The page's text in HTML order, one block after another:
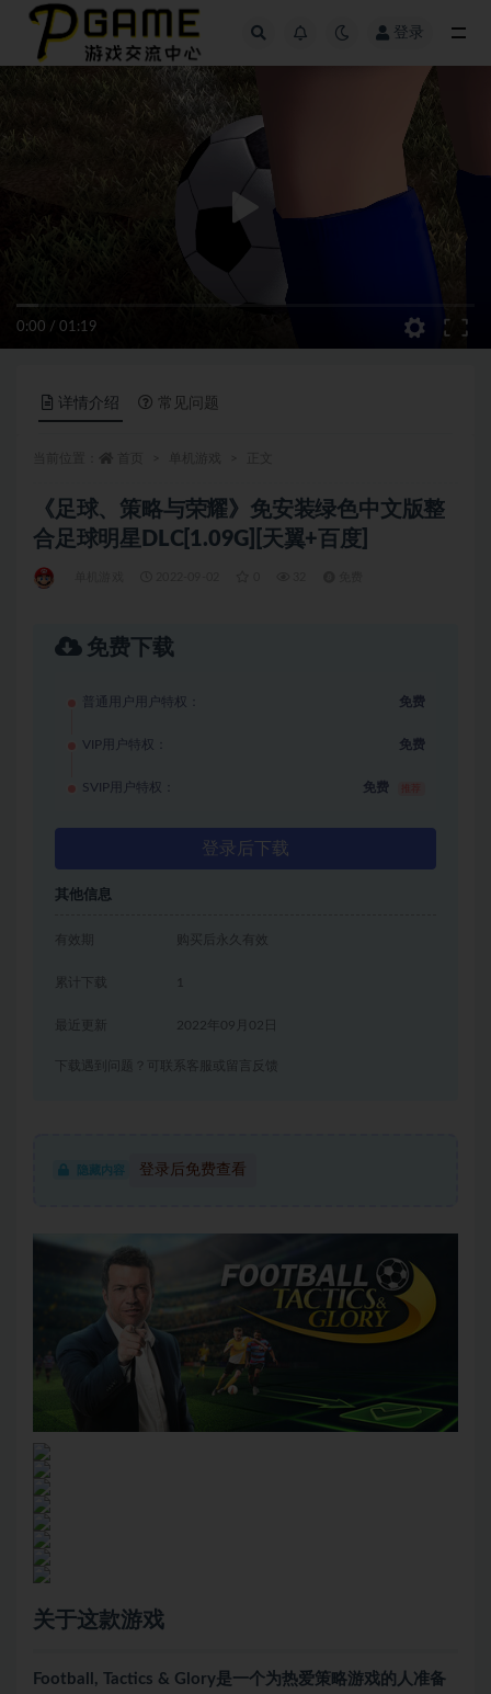
登录
0:00 / 01:19
详情介绍 常见问题
《足球、策略与荣耀》免安装绿色中文版整
合足球明星DLC[1.09G][天翼+百度]
免费下载
普通用户用户特权： 免费
VIP用户特权： 免费
SVIP用户特权： 免费
登录后下载
其他信息
有效期 购买后永久有效
累计下载 1
2022年09月02日
下载遇到问题？可联系客服或留言反馈
隐藏内容 登录后免费查看
关于这款游戏
Football, Tactics & Glory是一个为热爱策略游戏的人准备
全部